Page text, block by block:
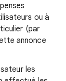
ou à
(par
annonce
les